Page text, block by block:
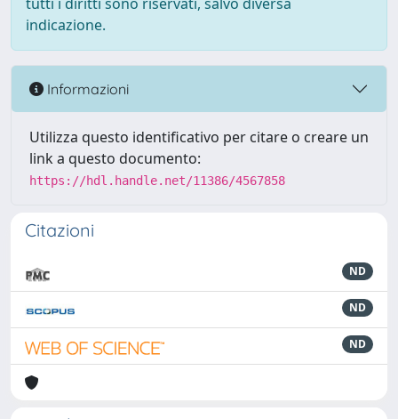
indicazione.
Informazioni
Utilizza questo identificativo per citare o creare un
link a questo documento:
https://hdl.handle.net/11386/4567858
Citazioni
ND
ND
ND